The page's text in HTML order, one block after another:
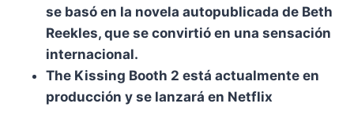
se basó en la novela autopublicada de Beth
Reekles, que se convirtió en una sensación
internacional.
The Kissing Booth 2 está actualmente en
producción y se lanzará en Netflix